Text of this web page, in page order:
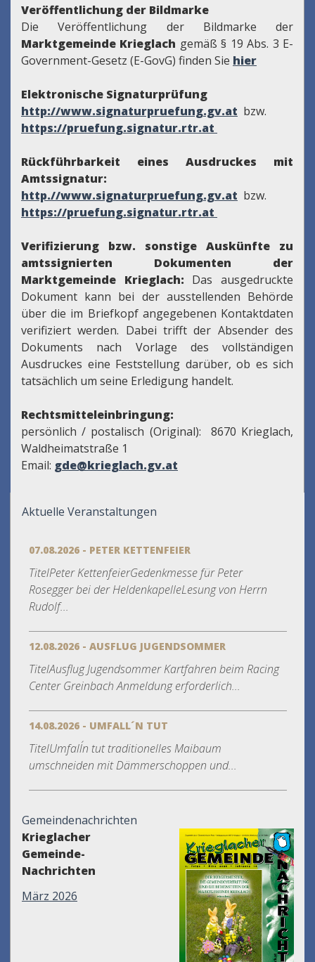
Veröffentlichung der Bildmarke
Die Veröffentlichung der Bildmarke der
Marktgemeinde Krieglach gemäß § 19 Abs. 3 E-
Government-Gesetz (E-GovG) finden Sie hier
Elektronische Signaturprüfung
http://www.signaturpruefung.gv.at bzw.
https://pruefung.signatur.rtr.at
Rückführbarkeit eines Ausdruckes mit
Amtssignatur:
http.//www.signaturpruefung.gv.at bzw.
https://pruefung.signatur.rtr.at
Verifizierung bzw. sonstige Auskünfte zu
amtssignierten Dokumenten der
Marktgemeinde Krieglach: Das ausgedruckte
Dokument kann bei der ausstellenden Behörde
über die im Briefkopf angegebenen Kontaktdaten
verifiziert werden. Dabei trifft der Absender des
Dokuments nach Vorlage des vollständigen
Ausdruckes eine Feststellung darüber, ob es sich
tatsächlich um seine Erledigung handelt.
Rechtsmitteleinbringung:
persönlich / postalisch (Original): 8670 Krieglach,
Waldheimatstraße 1
Email: gde@krieglach.gv.at
Aktuelle Veranstaltungen
07.08.2026 - PETER KETTENFEIER
TitelPeter KettenfeierGedenkmesse für Peter
Rosegger bei der HeldenkapelleLesung von Herrn
Rudolf...
12.08.2026 - AUSFLUG JUGENDSOMMER
TitelAusflug Jugendsommer Kartfahren beim Racing
Center Greinbach Anmeldung erforderlich...
14.08.2026 - UMFALL´N TUT
TitelUmfall´n tut traditionelles Maibaum
umschneiden mit Dämmerschoppen und...
Gemeindenachrichten
Krieglacher
Gemeinde-
Nachrichten
März 2026